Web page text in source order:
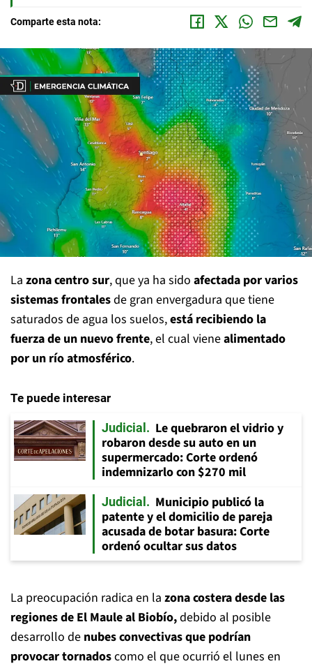
Comparte esta nota:
La zona centro sur, que ya ha sido afectada por varios
sistemas frontalesde gran envergadura que tiene
saturados de agua los suelos,está recibiendo la
fuerza de un nuevo frente, el cual vienealimentado
por un río atmosférico.
Te puede interesar
Judicial
Le quebraron el vidrio y
robaron desde su auto en un
supermercado: Corte ordenó
indemnizarlo con $270 mil
Judicial
Municipio publicó la
patente y el domicilio de pareja
acusada de botar basura: Corte
ordenó ocultar sus datos
La preocupación radica en la zona costera desde las
regiones de El Maule al Biobío,debido al posible
desarrollo de nubes convectivas que podrían
provocar tornadoscomo el que ocurrió el lunes en